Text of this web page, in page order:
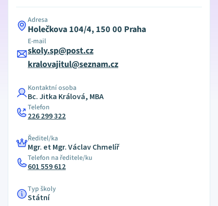
Adresa
Holečkova 104/4, 150 00 Praha
E-mail
skoly.sp@post.cz
kralovajitul@seznam.cz
Kontaktní osoba
Bc. Jitka Králová, MBA
Telefon
226 299 322
Ředitel/ka
Mgr. et Mgr. Václav Chmelíř
Telefon na ředitele/ku
601 559 612
Typ školy
Státní